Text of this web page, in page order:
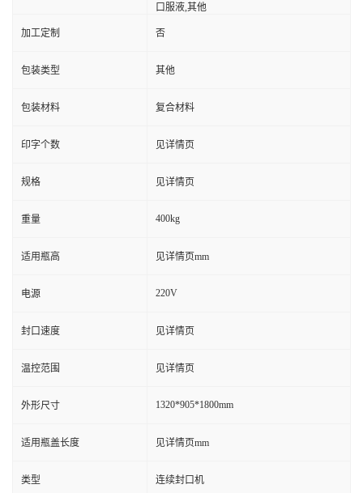
口服液,其他
加工定制 否
包装类型 其他
包装材料 复合材料
印字个数 见详情页
规格 见详情页
重量 400kg
适用瓶高 见详情页mm
电源 220V
封口速度 见详情页
温控范围 见详情页
外形尺寸 1320*905*1800mm
适用瓶盖长度 见详情页mm
类型 连续封口机